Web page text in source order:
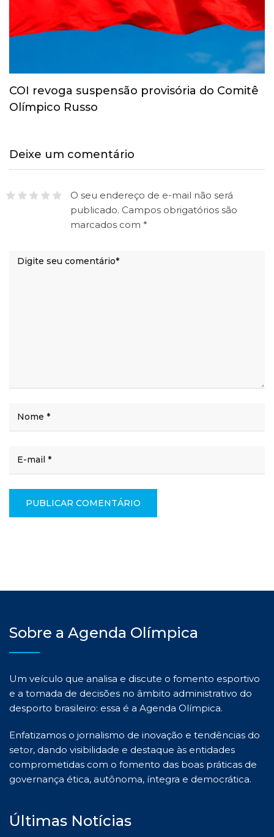
COI revoga suspensão provisória do Comitê
Olímpico Russo
Deixe um comentário
O seu endereço de e-mail não será
publicado. Campos obrigatórios são
marcados com *
Sobre a Agenda Olímpica
Um veículo que analisa e discute o fomento esportivo
e a tomada de decisões no âmbito administrativo do
desporto brasileiro: essa é a Agenda Olímpica.
Enfatizamos o jornalismo de inovação e tendências do
setor, dando visibilidade e destaque às entidades
comprometidas com o fomento das boas práticas de
governança ética, autônoma, íntegra e democrática.
Últimas Notícias